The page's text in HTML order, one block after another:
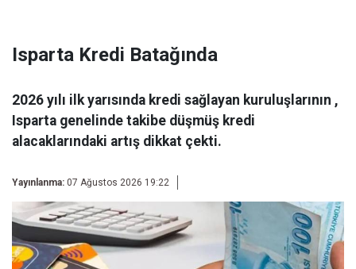
Isparta Kredi Batağında
2026 yılı ilk yarısında kredi sağlayan kuruluşlarının ,
Isparta genelinde takibe düşmüş kredi
alacaklarındaki artış dikkat çekti.
Yayınlanma: 07 Ağustos 2026 19:22